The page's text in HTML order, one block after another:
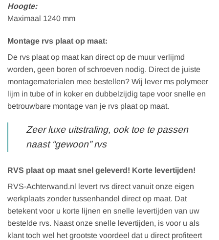
Hoogte:
Maximaal 1240 mm
Montage rvs plaat op maat:
De rvs plaat op maat kan direct op de muur verlijmd
worden, geen boren of schroeven nodig. Direct de juiste
montagematerialen mee bestellen? Wij lever ms polymeer
lijm in tube of in koker en dubbelzijdig tape voor snelle en
betrouwbare montage van je rvs plaat op maat.
Zeer luxe uitstraling, ook toe te passen
naast “gewoon” rvs
RVS plaat op maat snel geleverd! Korte levertijden!
RVS-Achterwand.nl levert rvs direct vanuit onze eigen
werkplaats zonder tussenhandel direct op maat. Dat
betekent voor u korte lijnen en snelle levertijden van uw
bestelde rvs. Naast onze snelle levertijden, is voor u als
klant toch wel het grootste voordeel dat u direct profiteert